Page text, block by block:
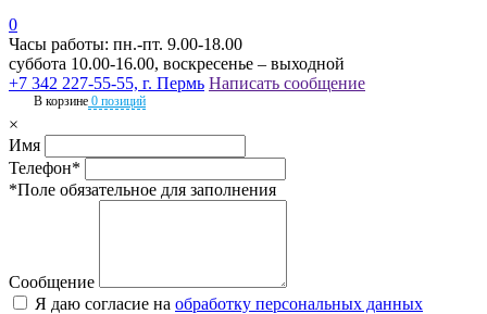
0
Часы работы: пн.-пт. 9.00-18.00
суббота 10.00-16.00, воскресенье – выходной
+7 342 227-55-55, г. Пермь Написать сообщение
В корзине 0 позиций
×
Имя
Телефон*
*Поле обязательное для заполнения
Сообщение
Я даю согласие на обработку персональных данных